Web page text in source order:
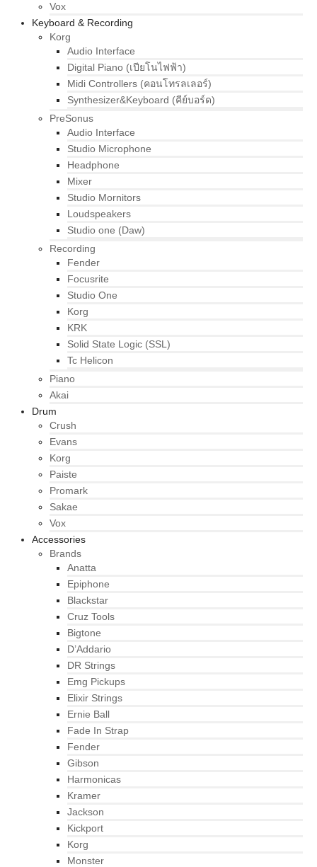
Vox
Keyboard & Recording
Korg
Audio Interface
Digital Piano (เปียโนไฟฟ้า)
Midi Controllers (คอนโทรลเลอร์)
Synthesizer&Keyboard (คีย์บอร์ด)
PreSonus
Audio Interface
Studio Microphone
Headphone
Mixer
Studio Mornitors
Loudspeakers
Studio one (Daw)
Recording
Fender
Focusrite
Studio One
Korg
KRK
Solid State Logic (SSL)
Tc Helicon
Piano
Akai
Drum
Crush
Evans
Korg
Paiste
Promark
Sakae
Vox
Accessories
Brands
Anatta
Epiphone
Blackstar
Cruz Tools
Bigtone
D’Addario
DR Strings
Emg Pickups
Elixir Strings
Ernie Ball
Fade In Strap
Fender
Gibson
Harmonicas
Kramer
Jackson
Kickport
Korg
Monster